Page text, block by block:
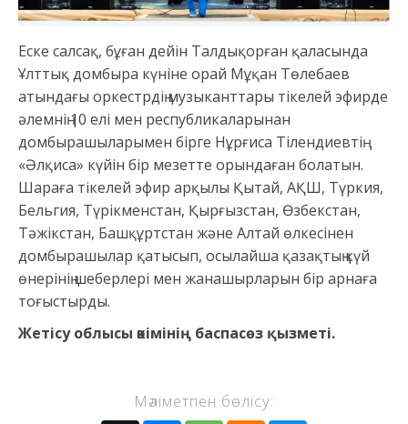
Еске салсақ, бұған дейін Талдықорған қаласында
Ұлттық домбыра күніне орай Мұқан Төлебаев
атындағы оркестрдің музыканттары тікелей эфирде
әлемнің 10 елі мен республикаларынан
домбырашыларымен бірге Нұрғиса Тілендиевтің
«Әлқиса» күйін бір мезетте орындаған болатын.
Шараға тікелей эфир арқылы Қытай, АҚШ, Түркия,
Бельгия, Түрікменстан, Қырғызстан, Өзбекстан,
Тәжікстан, Башқұртстан және Алтай өлкесінен
домбырашылар қатысып, осылайша қазақтың күй
өнерінің шеберлері мен жанашырларын бір арнаға
тоғыстырды.
Жетісу облысы әкімінің баспасөз қызметі.
Мәліметпен бөлісу: